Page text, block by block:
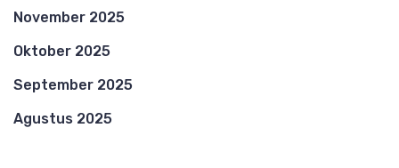
November 2025
Oktober 2025
September 2025
Agustus 2025